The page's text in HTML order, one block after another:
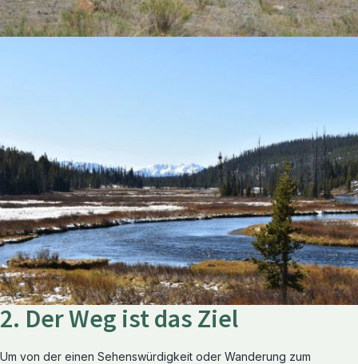
2. Der Weg ist das Ziel
Um von der einen Sehenswürdigkeit oder Wanderung zum